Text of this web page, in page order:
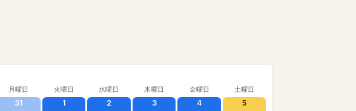
月曜日 火曜日 水曜日 木曜日 金曜日 土曜日
31 1 2 3 4 5